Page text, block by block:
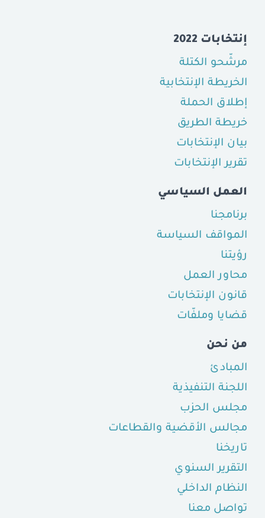
إنتخابات 2022
مرشّحو الكتلة
الخريطة الإنتخابية
إطلاق الحملة
خريطة الطريق
بيان الإنتخابات
تقرير الإنتخابات
العمل السياسي
برنامجنا
المواقف السياسة
رؤيتنا
محاور العمل
قانون الإنتخابات
قضايا وملفّات
من نحن
المبادئ
اللجنة التنفيذية
مجلس الحزب
مجالس الأقضية والقطاعات
تاريخنا
التقرير السنوي
النظام الداخلي
تواصل معنا